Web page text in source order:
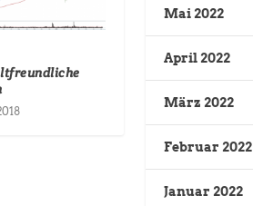
Mai 2022
April 2022
März 2022
Februar 2022
Januar 2022